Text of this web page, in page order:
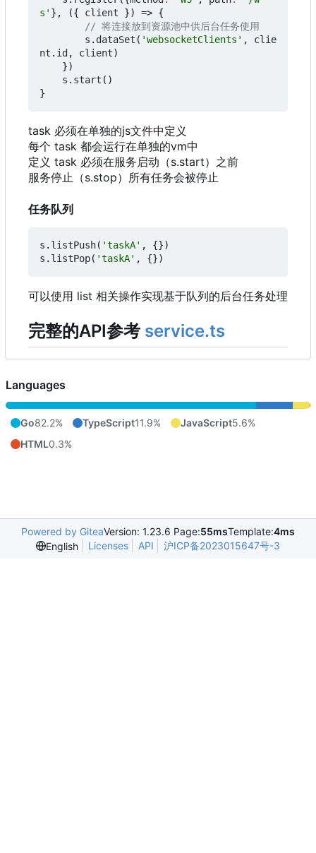
s' }, ({ client }) => {
s . dataSet ( 'websocketClients' ,
clie
nt . id, client)
})
s . start ()
}
task 必须在单独的js文件中定义
每个 task 都会运行在单独的vm中
定义 task 必须在服务启动 （s.start） 之前
服务停止 （s.stop） 所有任务会被停止
任务队列
s . listPush( 'taskA' ,
{})
s . listPop( 'taskA' , {})
可以使用 list 相关操作实现基于队列的后台任务处理
完整的API参考 service.ts
Languages
Go82.2% TypeScript11.9% JavaScript5.6%
HTML0.3%
Powered by GiteaVersion: 1.23.6 Page:55msTemplate:4ms
English
Licenses API 沪ICP备2023015647号-3